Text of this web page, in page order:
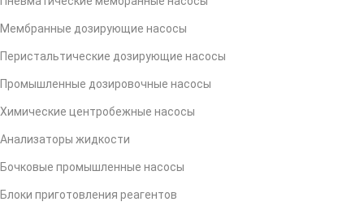
Мембранные дозирующие насосы
Перистальтические дозирующие насосы
Промышленные дозировочные насосы
Химические центробежные насосы
Анализаторы жидкости
Бочковые промышленные насосы
Блоки приготовления реагентов